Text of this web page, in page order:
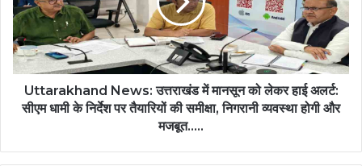
विश्वभर
में
हो
रहा
प्रचार….
मानसून
को
लेकर
हाई
अलर्ट:
सीएम
धामी
पर
Uttarakhand News: उत्तराखंड में मानसून को लेकर हाई अलर्ट:
सीएम धामी के निर्देश पर तैयारियों की समीक्षा, निगरानी व्यवस्था होगी और
मजबूत…..